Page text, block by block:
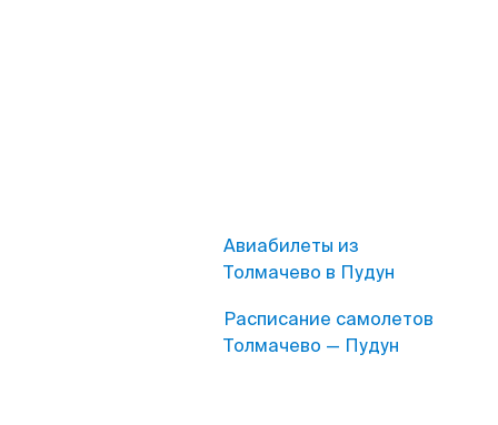
Авиабилеты из
Толмачево в Пудун
Расписание самолетов
Толмачево — Пудун